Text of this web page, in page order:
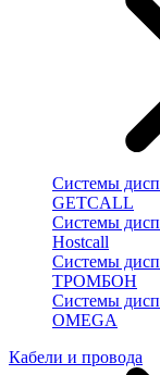
Системы
GETCALL
Системы
Hostcall
Системы
ТРОМБОН
Системы
OMEGA
Кабели и провода